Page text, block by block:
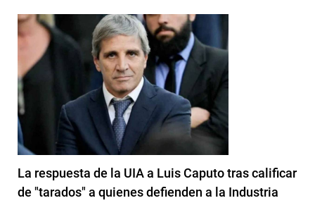
La respuesta de la UIA a Luis Caputo tras calificar
de "tarados" a quienes defienden a la Industria